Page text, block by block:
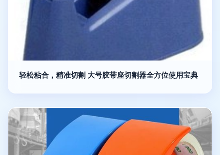
轻松粘合，精准切割 大号胶带座切割器全方位使用宝典